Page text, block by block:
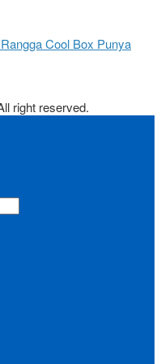
Cool Box Punya
right reserved.